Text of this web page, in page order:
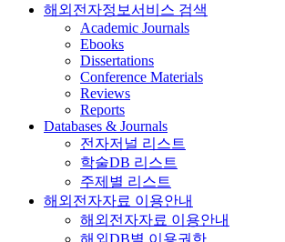
해외전자정보서비스 검색
Academic Journals
Ebooks
Dissertations
Conference Materials
Reviews
Reports
Databases & Journals
전자저널 리스트
학술DB 리스트
주제별 리스트
해외전자자료 이용안내
해외전자자료 이용안내